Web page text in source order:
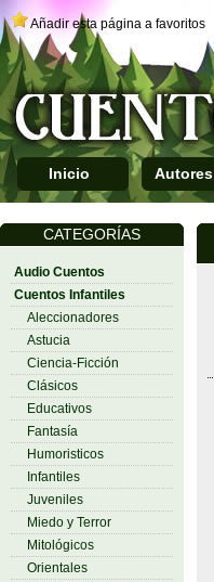
Añadir esta página a favoritos
Inicio Autores
CATEGORÍAS
Audio Cuentos
Cuentos Infantiles
Aleccionadores
Astucia
Ciencia-Ficción
Clásicos
Educativos
Fantasía
Humoristicos
Infantiles
Juveniles
Miedo y Terror
Mitológicos
Orientales